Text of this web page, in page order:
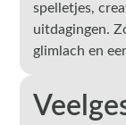
spelletjes,
uitdagingen.
glimlach en